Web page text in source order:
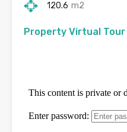
120.6 m2
Property Virtual Tour